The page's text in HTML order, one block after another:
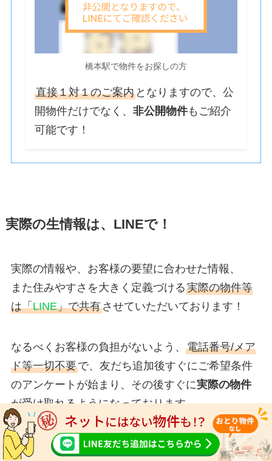
橋本駅で物件をお探しの方
直接１対１のご案内 となりますので、公
開物件だけでなく、非公開物件もご紹介
可能です！
実際の生情報は、LINEで！
実際の情報や、お客様の要望に合わせた情報、
また住みやすさを大きく定義づける実際の物件等
は「LINE」で共有させていただいております！
なるべくお客様の負担がないよう、 電話番号/メア
ド等一切不要で、友だち追加後すぐにご希望条件
のアンケートが始まり、その後すぐに実際の物件
が受け取れるようになっております。
ぜひ、以下からLINEで友だち追加をお願いしま